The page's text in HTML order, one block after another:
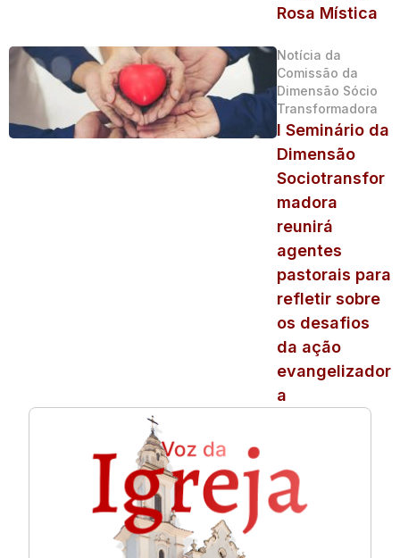
Rosa Mística
Notícia da
Comissão da
Dimensão Sócio
Transformadora
I Seminário da
Dimensão
Sociotransfor
madora
reunirá
agentes
pastorais para
refletir sobre
os desafios
da ação
evangelizador
a